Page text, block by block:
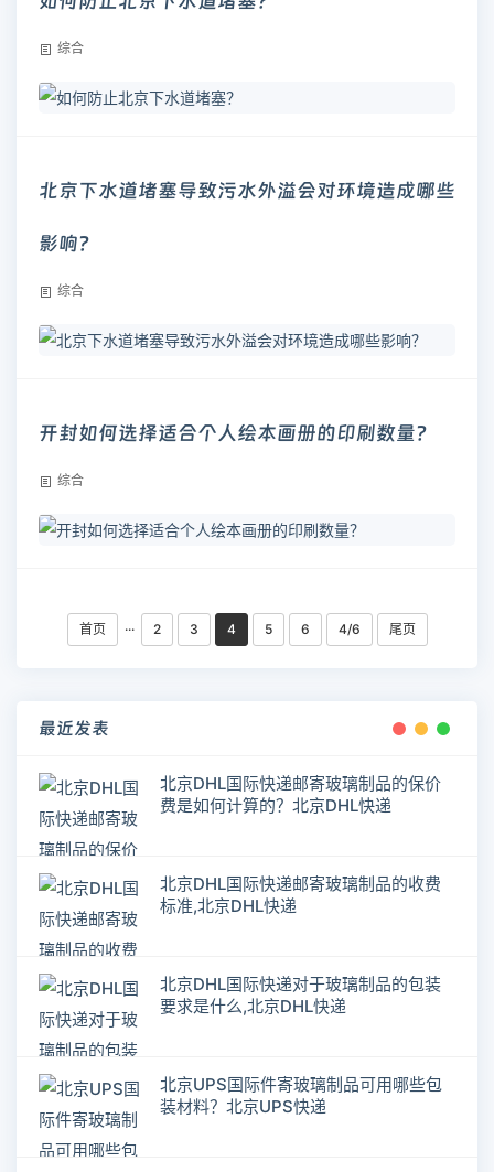
综合
北京下水道堵塞导致污水外溢会对环境造成哪些
影响？
综合
开封如何选择适合个人绘本画册的印刷数量？
综合
首页 ··· 2 3 4 5 6 4/6 尾页
最近发表
北京DHL国际快递邮寄玻璃制品的保价
费是如何计算的？北京DHL快递
北京DHL国际快递邮寄玻璃制品的收费
标准,北京DHL快递
北京DHL国际快递对于玻璃制品的包装
要求是什么,北京DHL快递
北京UPS国际件寄玻璃制品可用哪些包
装材料？北京UPS快递